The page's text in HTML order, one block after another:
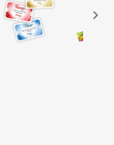
